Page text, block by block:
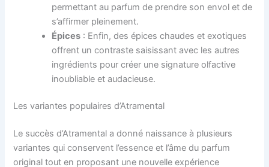
permettant au parfum de prendre son envol et de
s’affirmer pleinement.
Épices : Enfin, des épices chaudes et exotiques
offrent un contraste saisissant avec les autres
ingrédients pour créer une signature olfactive
inoubliable et audacieuse.
Les variantes populaires d’Atramental
Le succès d’Atramental a donné naissance à plusieurs
variantes qui conservent l’essence et l’âme du parfum
original tout en proposant une nouvelle expérience